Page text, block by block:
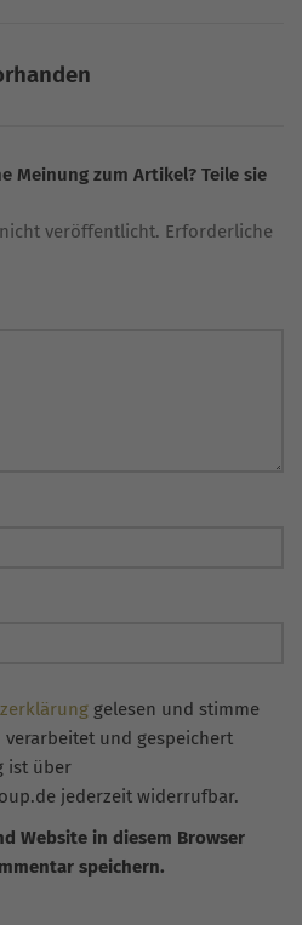
Meinung zum Artikel? Teile sie
veröffentlicht. Erforderliche
gelesen und stimme
verarbeitet und gespeichert
ist über
jederzeit widerrufbar.
Website in diesem Browser
speichern.